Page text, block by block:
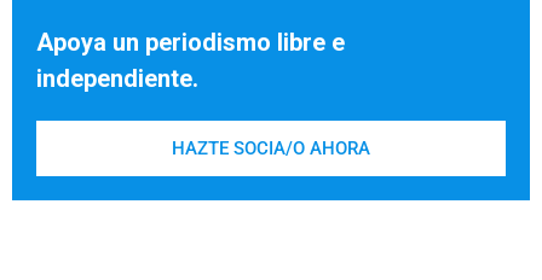
Apoya un periodismo libre e
independiente.
HAZTE SOCIA/O AHORA